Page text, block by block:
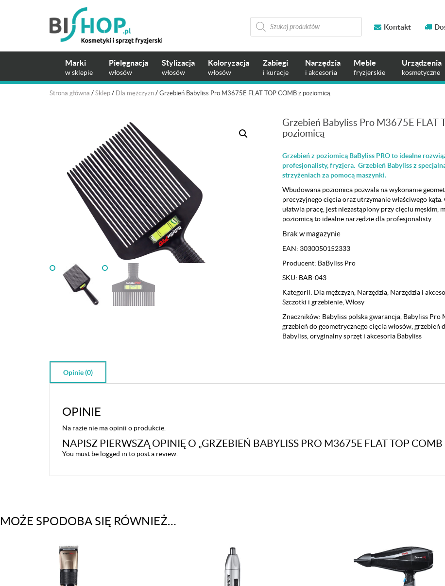
Wyszukiwarka
produktów
Kontakt
Marki
w sklepie
Pielęgnacja
włosów
Stylizacja
włosów
Koloryzacja
włosów
Zabiegi
i kuracje
Narzędzia
i akcesoria
Meble
fryzjerskie
Urządzenia
kosmetyczne
Strona główna / Sklep / Dla mężczyzn / Grzebień Babyliss Pro M3675E FLAT TOP COMB z poziomicą
Grzebień Babyliss Pro M3675E FLAT
poziomicą
Grzebień z poziomicą BaByliss PRO to idealne
profesjonalisty, fryzjera. Grzebień Babyliss z
strzyżeniach za pomocą maszynki.
Wbudowana poziomica pozwala na wykonanie
precyzyjnego cięcia oraz utrzymanie właściwego kąta.
ułatwia pracę, jest niezastąpiony przy cięciu męskim,
poziomicą to idealne narzędzie dla profesjonalisty.
Brak w magazynie
EAN: 3030050152333
Producent: BaByliss Pro
SKU: BAB-043
Kategorii: Dla mężczyzn Narzędzia, Narzędzia i
Szczotki i grzebienie, Włosy
Znaczników: Babyliss polska gwarancja, Babyliss Pro
grzebień do geometrycznego cięcia włosów, grzebień
Babyliss, oryginalny sprzęt i akcesoria Babyliss
Opinie (0)
OPINIE
Na razie nie ma opinii o produkcie.
NAPISZ PIERWSZĄ OPINIĘ O „GRZEBIEŃ BABYLISS PRO M3675E FLAT TOP
You must be logged in to post a review.
MOŻE SPODOBA SIĘ RÓWNIEŻ…